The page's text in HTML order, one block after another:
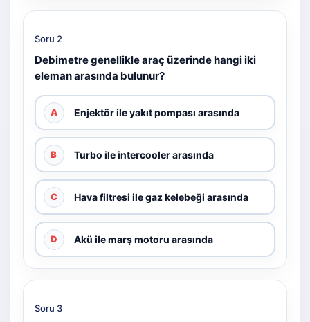
Soru 2
Debimetre genellikle araç üzerinde hangi iki
eleman arasında bulunur?
A Enjektör ile yakıt pompası arasında
B Turbo ile intercooler arasında
C Hava filtresi ile gaz kelebeği arasında
D Akü ile marş motoru arasında
Soru 3